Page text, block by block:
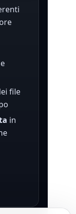
file
in